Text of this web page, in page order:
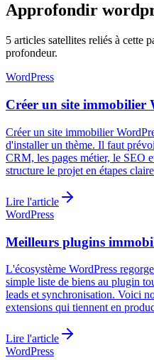
Approfondir
5 articles satellites reliés à cette
profondeur.
WordPress
Créer un site immobilier
Créer un site immobilier
d'installer un thème. Il faut
CRM, les pages métier, le SEO
structure le projet en étapes
Lire l'article
WordPress
Meilleurs plugins
L'écosystème WordPress
simple liste de biens au plugin
leads et synchronisation. Voici
extensions qui tiennent en
Lire l'article
WordPress